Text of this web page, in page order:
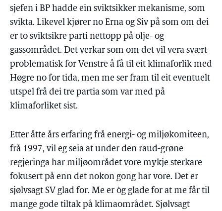
sjefen i BP hadde ein sviktsikker mekanisme, som
svikta. Likevel kjører no Erna og Siv på som om dei
er to sviktsikre parti nettopp på olje- og
gassområdet. Det verkar som om det vil vera svært
problematisk for Venstre å få til eit klimaforlik med
Høgre no for tida, men me ser fram til eit eventuelt
utspel frå dei tre partia som var med på
klimaforliket sist.
Etter åtte års erfaring frå energi- og miljøkomiteen,
frå 1997, vil eg seia at under den raud-grøne
regjeringa har miljøområdet vore mykje sterkare
fokusert på enn det nokon gong har vore. Det er
sjølvsagt SV glad for. Me er òg glade for at me får til
mange gode tiltak på klimaområdet. Sjølvsagt